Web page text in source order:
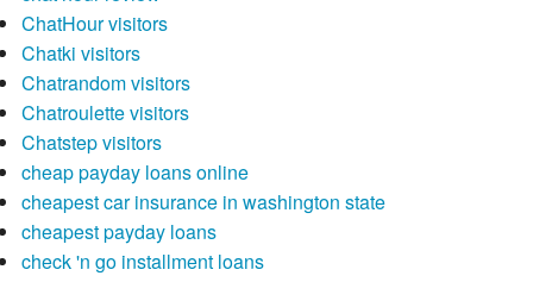
ChatHour visitors
Chatki visitors
Chatrandom visitors
Chatroulette visitors
Chatstep visitors
cheap payday loans online
cheapest car insurance in washington state
cheapest payday loans
check 'n go installment loans